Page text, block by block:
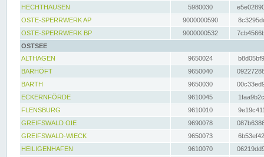
HECHTHAUSEN
5980030
OSTE-SPERRWERK AP
9000000590
OSTE-SPERRWERK BP
9000000532
OSTSEE
ALTHAGEN
9650024
BARHÖFT
9650040
BARTH
9650030
ECKERNFÖRDE
9610045
FLENSBURG
9610010
GREIFSWALD OIE
9690078
GREIFSWALD-WIECK
9650073
HEILIGENHAFEN
9610070